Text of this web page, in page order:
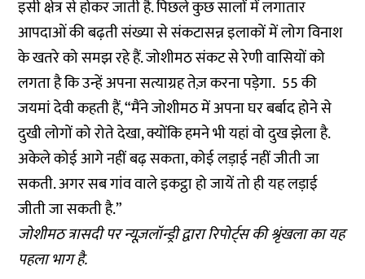
इसी क्षेत्र से होकर जाती है. पिछले कुछ सालों में लगातार
आपदाओं की बढ़ती संख्या से संकटासन्न इलाकों में लोग विनाश
के खतरे को समझ रहे हैं. जोशीमठ संकट से रेणी वासियों को
लगता है कि उन्हें अपना सत्याग्रह तेज़ करना पड़ेगा. 55 की
जयमां देवी कहती हैं, “मैंने जोशीमठ में अपना घर बर्बाद होने से
दुखी लोगों को रोते देखा, क्योंकि हमने भी यहां वो दुख झेला है.
अकेले कोई आगे नहीं बढ़ सकता, कोई लड़ाई नहीं जीती जा
सकती. अगर सब गांव वाले इकट्ठा हो जायें तो ही यह लड़ाई
जीती जा सकती है.”
जोशीमठ त्रासदी पर न्यूज़लॉन्ड्री द्वारा रिपोर्ट्स की श्रृंखला का यह
पहला भाग है.